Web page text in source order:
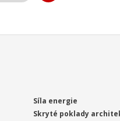
Síla energie
Skryté poklady